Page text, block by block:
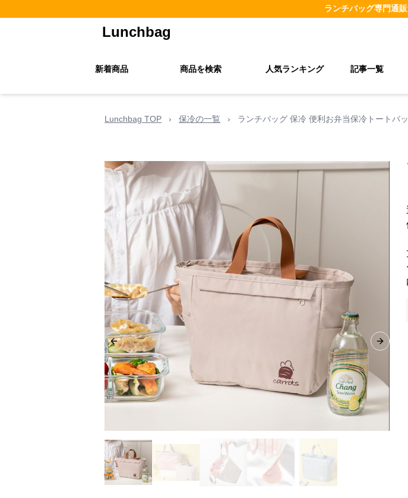
ランチバッグ専門通
Lunchbag
新着商品 商品を検索 人気ランキング 記事一覧
Lunchbag TOP › 保冷の一覧 › ランチバッグ 保冷 便利お弁当保冷トートバ
Previous slide Next